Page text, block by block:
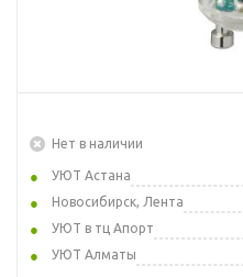
Нет в наличии
УЮТ Астана
Новосибирск, Лента
УЮТ в тц Апорт
УЮТ Алматы